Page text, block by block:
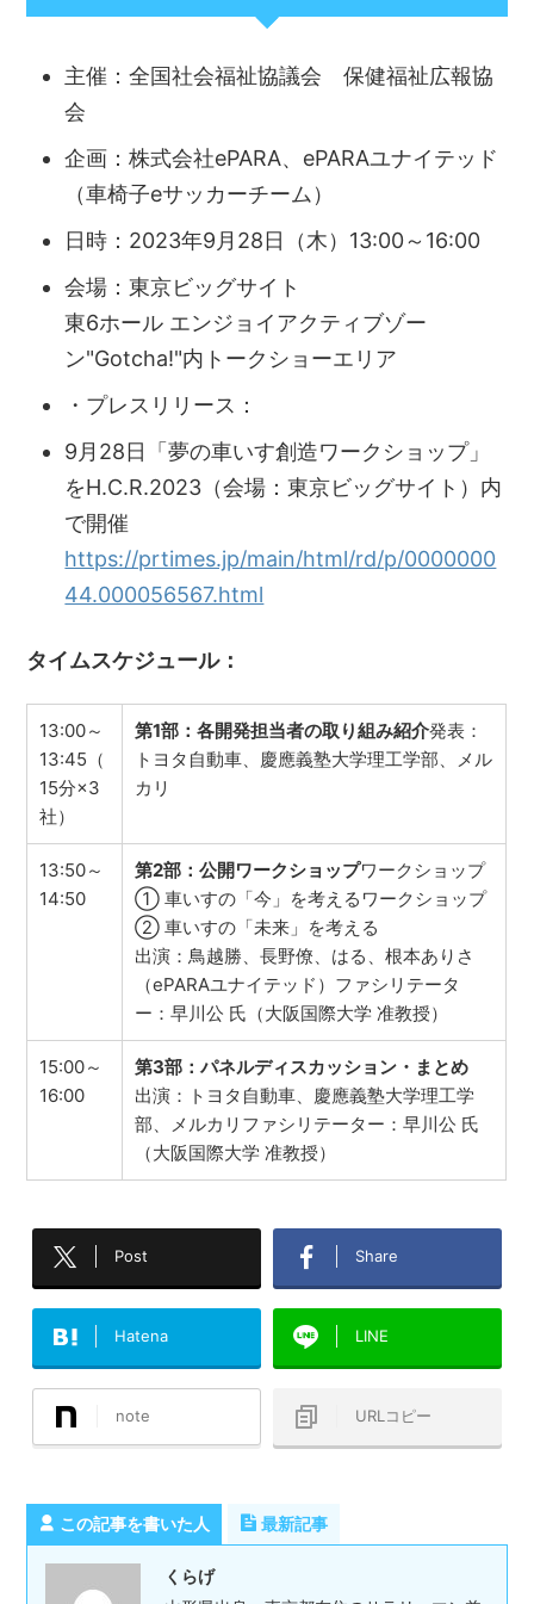
主催：全国社会福祉協議会 保健福祉広報協
会
企画：株式会社ePARA、ePARAユナイテッド
（車椅子eサッカーチーム）
日時：2023年9月28日（木）13:00～16:00
会場：東京ビッグサイト
東6ホール エンジョイアクティブゾー
ン"Gotcha!"内トークショーエリア
・プレスリリース：
9月28日「夢の車いす創造ワークショップ」
をH.C.R.2023（会場：東京ビッグサイト）内
で開催
https://prtimes.jp/main/html/rd/p/0000000
44.000056567.html
タイムスケジュール：
13:00～
13:45（
15分×3
社）
第1部：各開発担当者の取り組み紹介発表：
トヨタ自動車、慶應義塾大学理工学部、メル
カリ
13:50～
14:50
第2部：公開ワークショップワークショップ
① 車いすの「今」を考えるワークショップ
② 車いすの「未来」を考える
出演：鳥越勝、長野僚、はる、根本ありさ
（ePARAユナイテッド）ファシリテータ
ー：早川公 氏（大阪国際大学 准教授）
15:00～
16:00
第3部：パネルディスカッション・まとめ
出演：トヨタ自動車、慶應義塾大学理工学
部、メルカリファシリテーター：早川公 氏
（大阪国際大学 准教授）
Post Share
Hatena LINE
note URLコピー
この記事を書いた人 最新記事
くらげ